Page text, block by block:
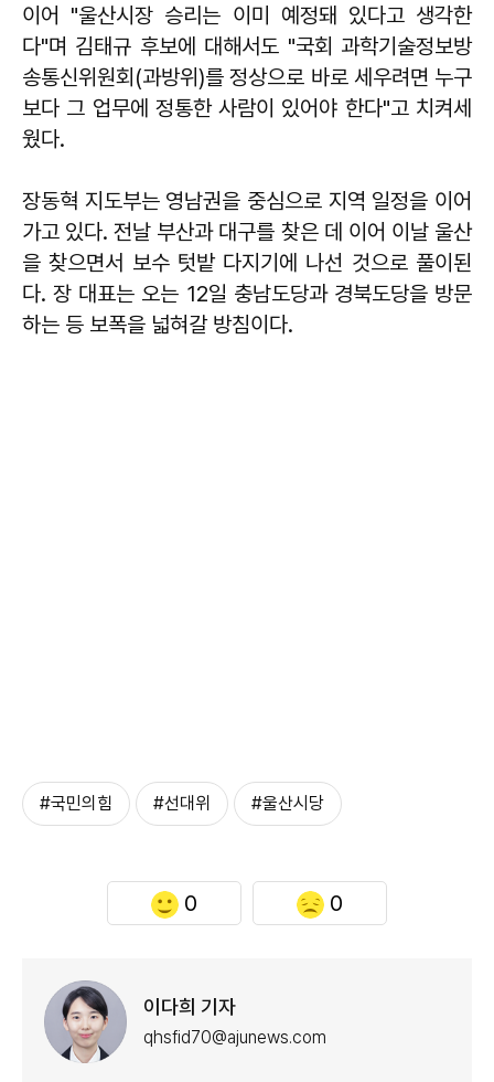
이어 "울산시장 승리는 이미 예정돼 있다고 생각한
다"며 김태규 후보에 대해서도 "국회 과학기술정보방
송통신위원회(과방위)를 정상으로 바로 세우려면 누구
보다 그 업무에 정통한 사람이 있어야 한다"고 치켜세
웠다.
장동혁 지도부는 영남권을 중심으로 지역 일정을 이어
가고 있다. 전날 부산과 대구를 찾은 데 이어 이날 울산
을 찾으면서 보수 텃밭 다지기에 나선 것으로 풀이된
다. 장 대표는 오는 12일 충남도당과 경북도당을 방문
하는 등 보폭을 넓혀갈 방침이다.
#국민의힘 #선대위 #울산시당
0 0
이다희 기자
qhsfid70@ajunews.com